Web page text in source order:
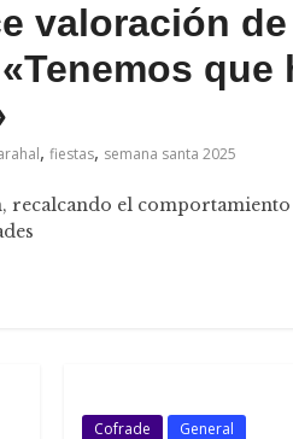
valoración
que
, fiestas, semana santa 2025
el
Cofrade General